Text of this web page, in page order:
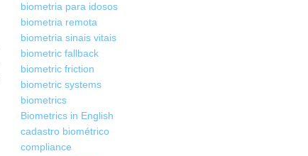
biometria para idosos
biometria remota
biometria sinais vitais
biometric fallback
biometric friction
biometric systems
biometrics
Biometrics in English
cadastro biométrico
compliance